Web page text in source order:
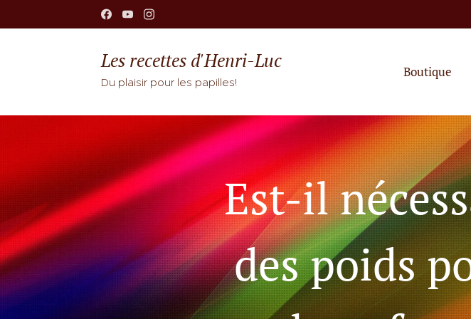
Les recettes d'Henri-Luc
Du plaisir pour les papilles!
Boutique
Est-il
des poids